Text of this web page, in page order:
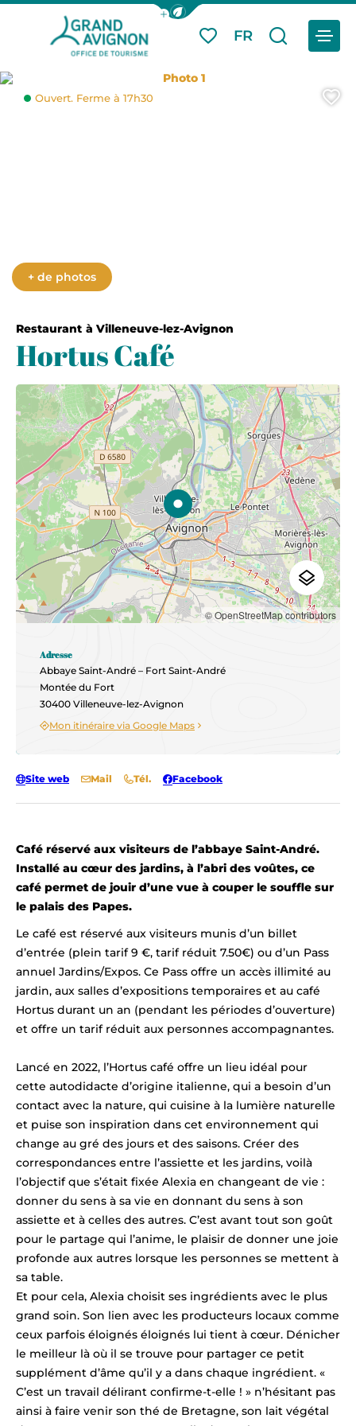
Afficher la barre de navigation du
Mes favoris
FR
Je
Menu
Restaurant à Villeneuve-lez-Avignon
Hortus Café
Photo 1
+ de photos
Ouvert. Ferme à 17h30
Café réservé aux visiteurs de l’abbaye Saint-André.
Installé au cœur des jardins, à l’abri des voûtes, ce
café permet de jouir d’une vue à couper le souffle sur
le palais des Papes.
Le café est réservé aux visiteurs munis d’un billet
d’entrée (plein tarif 9 €, tarif réduit 7.50€) ou d’un Pass
annuel Jardins/Expos. Ce Pass offre un accès illimité au
jardin, aux salles d’expositions temporaires et au café
Hortus durant un an (pendant les périodes d’ouverture)
et offre un tarif réduit aux personnes accompagnantes.
Lancé en 2022, l’Hortus café offre un lieu idéal pour
cette autodidacte d’origine italienne, qui a besoin d’un
contact avec la nature, qui cuisine à la lumière naturelle
et puise son inspiration dans cet environnement qui
change au gré des jours et des saisons. Créer des
correspondances entre l’assiette et les jardins, voilà
l’objectif que s’était fixée Alexia en changeant de vie :
donner du sens à sa vie en donnant du sens à son
assiette et à celles des autres. C’est avant tout son goût
pour le partage qui l’anime, le plaisir de donner une joie
profonde aux autres lorsque les personnes se mettent à
sa table.
Et pour cela, Alexia choisit ses ingrédients avec le plus
grand soin. Son lien avec les producteurs locaux comme
ceux parfois éloignés éloignés lui tient à cœur. Dénicher
le meilleur là où il se trouve pour partager ce petit
supplément d’âme qu’il y a dans chaque ingrédient. «
C’est un travail délirant confirme-t-elle ! » n’hésitant pas
ainsi à faire venir son thé de Bretagne, son lait végétal
© OpenStreetMap contributors
Adresse
Abbaye Saint-André – Fort Saint-André
Montée du Fort
30400 Villeneuve-lez-Avignon
Mon itinéraire via Google Maps
Site web Mail Tél. Facebook